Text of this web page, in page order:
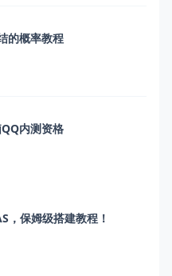
的概率教程
内测资格
，保姆级搭建教程！